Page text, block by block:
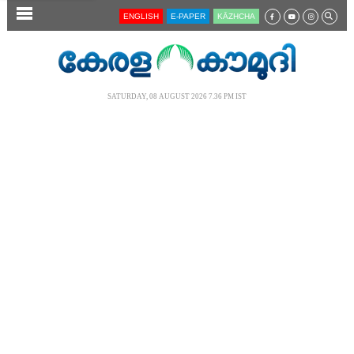
SECTIONS ENGLISH E-PAPER KĀZHCHA
SATURDAY, 08 AUGUST 2026 7.36 PM IST